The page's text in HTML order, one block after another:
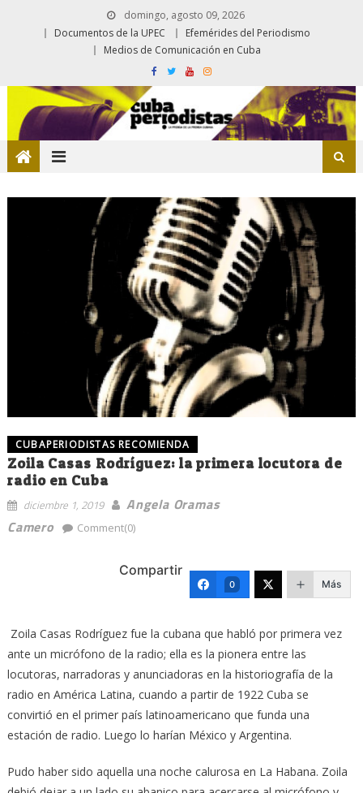
domingo, agosto 09, 2026
Documentos de la UPEC
Efemérides del Periodismo
Medios de Comunicación en Cuba
CUBAPERIODISTAS RECOMIENDA
Zoila Casas Rodríguez: la primera locutora de
radio en Cuba
diciembre 1, 2019
Angela Oramas
Camero
Comment(0)
Compartir
0 Más
Zoila Casas Rodríguez fue la cubana que habló por primera vez
ante un micrófono de la radio; ella es la pionera entre las
locutoras, narradoras y anunciadoras en la historiografía de la
radio en América Latina, cuando a partir de 1922 Cuba se
convirtió en el primer país latinoamericano que funda una
estación de radio. Luego lo harían México y Argentina.
Pudo haber sido aquella una noche calurosa en La Habana. Zoila